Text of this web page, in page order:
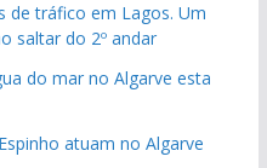
de tráfico em Lagos. Um
saltar do 2º andar
do mar no Algarve esta
atuam no Algarve